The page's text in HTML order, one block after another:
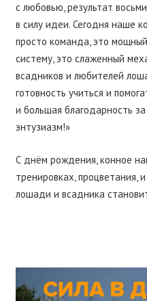
с любовью, результат
в силу идеи. Сегодня наше
просто команда, это
систему, это слаженный
всадников и любителей
готовность учиться и
и большая благодарность
энтузиазм!»
С днём рождения, конное
тренировках, процветания,
лошади и всадника